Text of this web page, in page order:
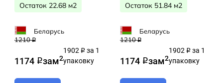
Остаток 22.68 м2
Беларусь
1210q
1174 qзам2
1902 q за 1
упаковку
Остаток 51.84 м2
Беларусь
1210q
1174 qзам2
1902 q за 1
упаковку